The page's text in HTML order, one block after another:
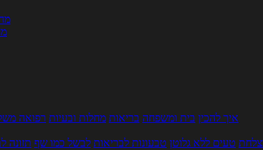
איך להכין בית ומשפחה בריאות מחלות ובעיות רפואה
טעים ללא גלוטן טבעונות לבריאות לבשל כמו שף תזונה